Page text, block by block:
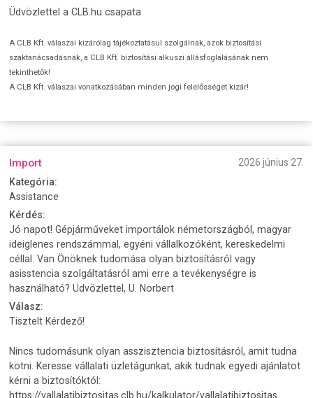
Üdvözlettel a CLB.hu csapata
A CLB Kft. válaszai kizárólag tájékoztatásul szolgálnak, azok biztosítási
szaktanácsadásnak, a CLB Kft. biztosítási alkuszi állásfoglalásának nem
tekinthetők!
A CLB Kft. válaszai vonatkozásában minden jogi felelősséget kizár!
Import
2026 június 27.
Kategória:
Assistance
Kérdés:
Jó napot! Gépjárműveket importálok németországból, magyar
ideiglenes rendszámmal, egyéni vállalkozóként, kereskedelmi
céllal. Van Önöknek tudomása olyan biztosításról vagy
asisstencia szolgáltatásról ami erre a tevékenységre is
használható? Üdvözlettel, U. Norbert
Válasz:
Tisztelt Kérdező!
Nincs tudomásunk olyan asszisztencia biztosításról, amit tudna
kötni. Keresse vállalati üzletágunkat, akik tudnak egyedi ajánlatot
kérni a biztosítóktól:
https://vallalatibiztositas.clb.hu/kalkulator/vallalatibiztositas